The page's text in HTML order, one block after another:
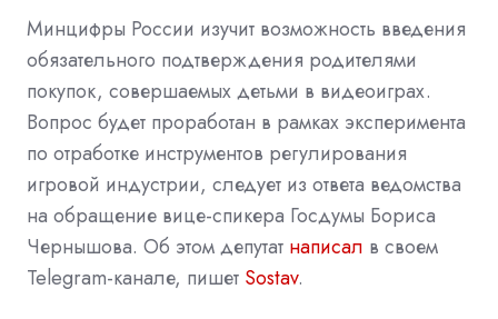
Минцифры России изучит возможность введения
обязательного подтверждения родителями
покупок, совершаемых детьми в видеоиграх.
Вопрос будет проработан в рамках эксперимента
по отработке инструментов регулирования
игровой индустрии, следует из ответа ведомства
на обращение вице-спикера Госдумы Бориса
Чернышова. Об этом депутат написал в своем
Telegram-канале, пишет Sostav.